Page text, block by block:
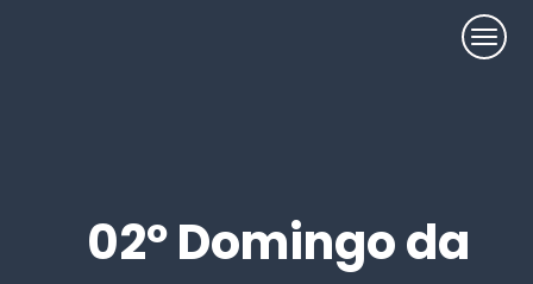
02º Domingo da